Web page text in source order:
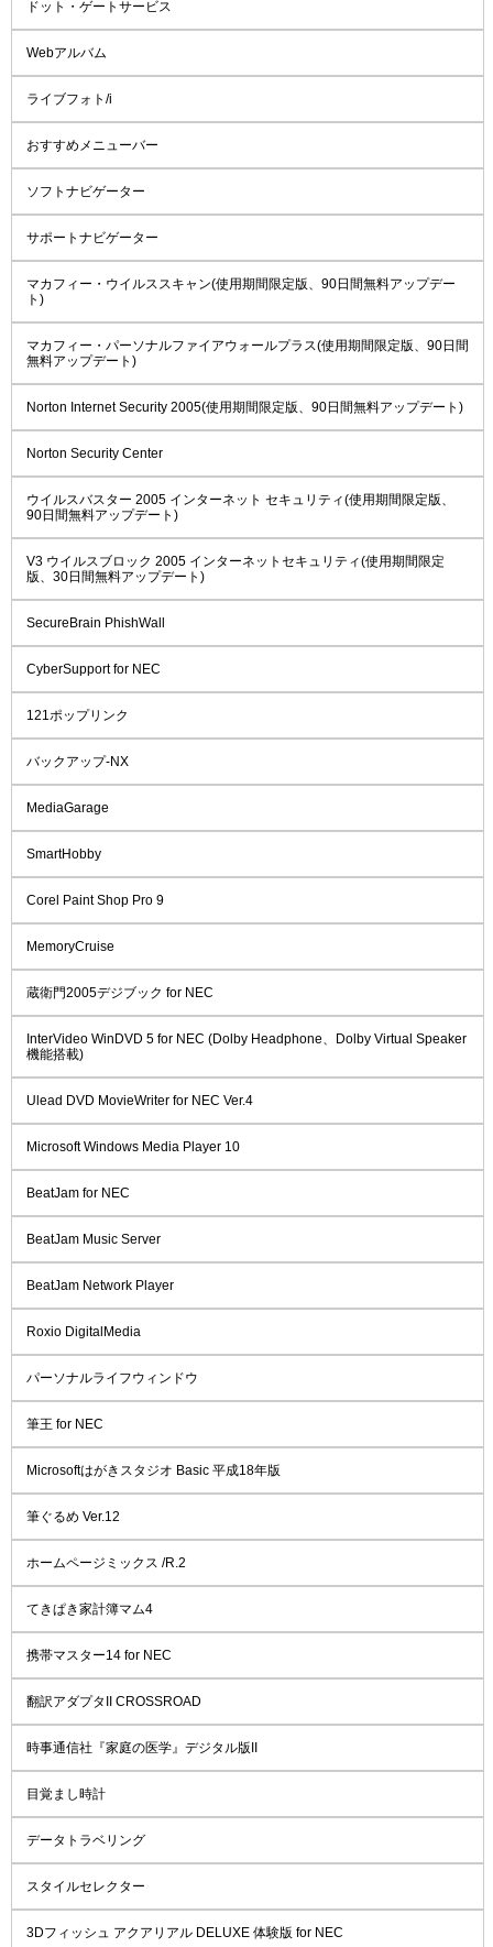
ドット・ゲートサービス
Webアルバム
ライブフォト/i
おすすめメニューバー
ソフトナビゲーター
サポートナビゲーター
マカフィー・ウイルススキャン(使用期間限定版、90日間無料アップデー
ト)
マカフィー・パーソナルファイアウォールプラス(使用期間限定版、90日間
無料アップデート)
Norton Internet Security 2005(使用期間限定版、90日間無料アップデート)
Norton Security Center
ウイルスバスター 2005 インターネット セキュリティ(使用期間限定版、
90日間無料アップデート)
V3 ウイルスブロック 2005 インターネットセキュリティ(使用期間限定
版、30日間無料アップデート)
SecureBrain PhishWall
CyberSupport for NEC
121ポップリンク
バックアップ-NX
MediaGarage
SmartHobby
Corel Paint Shop Pro 9
MemoryCruise
蔵衛門2005デジブック for NEC
InterVideo WinDVD 5 for NEC (Dolby Headphone、Dolby Virtual Speaker
機能搭載)
Ulead DVD MovieWriter for NEC Ver.4
Microsoft Windows Media Player 10
BeatJam for NEC
BeatJam Music Server
BeatJam Network Player
Roxio DigitalMedia
パーソナルライフウィンドウ
筆王 for NEC
Microsoftはがきスタジオ Basic 平成18年版
筆ぐるめ Ver.12
ホームページミックス /R.2
てきぱき家計簿マム4
携帯マスター14 for NEC
翻訳アダプタII CROSSROAD
時事通信社『家庭の医学』デジタル版II
目覚まし時計
データトラベリング
スタイルセレクター
3Dフィッシュ アクアリアル DELUXE 体験版 for NEC